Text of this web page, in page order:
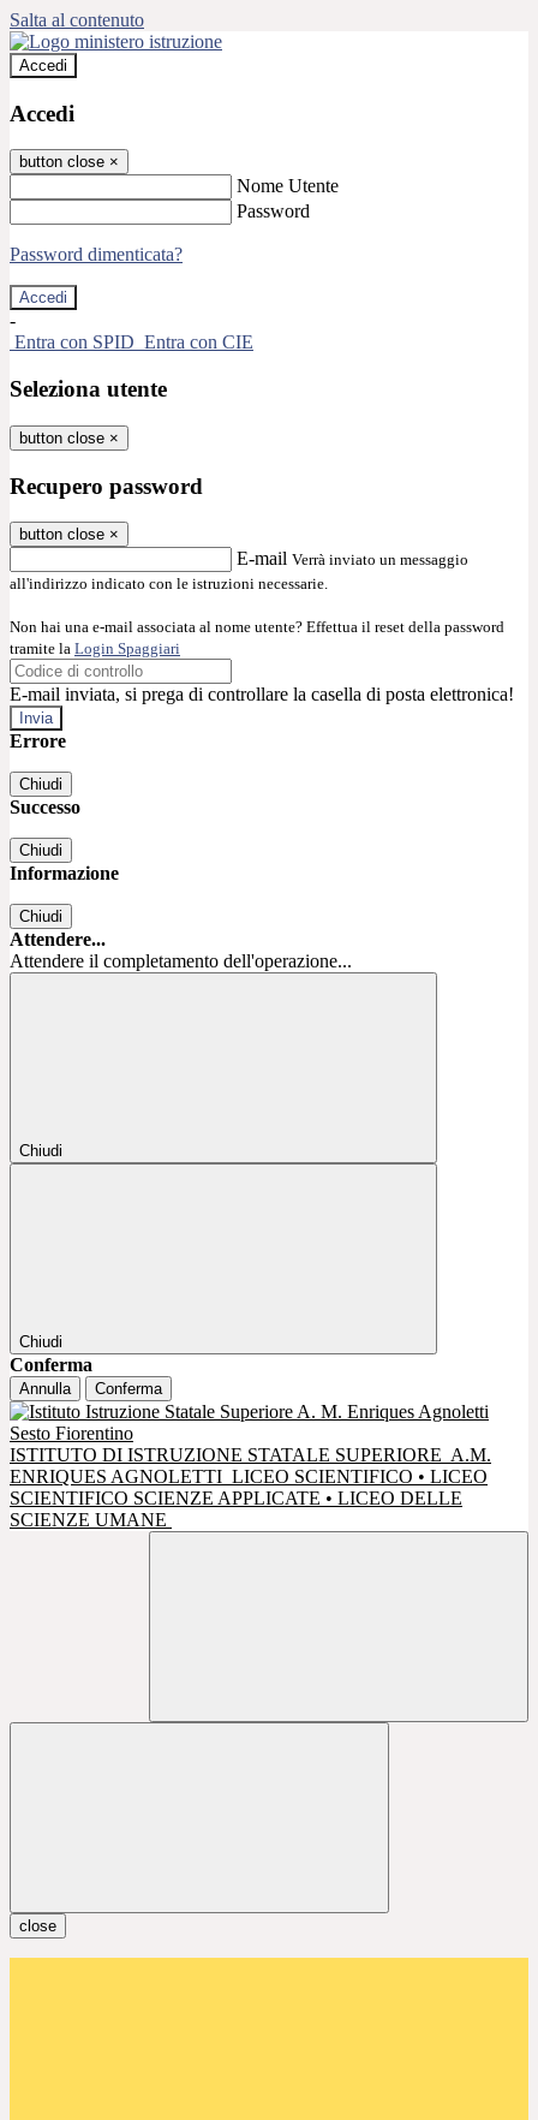
Salta al contenuto
Accedi
Accedi
button close ×
Nome Utente
Password
Password dimenticata?
-
Entra con SPID Entra con CIE
Seleziona utente
button close ×
Recupero password
button close ×
E-mail Verrà inviato un messaggio
all'indirizzo indicato con le istruzioni necessarie.
Non hai una e-mail associata al nome utente? Effettua il reset della password
tramite la Login Spaggiari
E-mail inviata, si prega di controllare la casella di posta elettronica!
Errore
Chiudi
Successo
Chiudi
Informazione
Chiudi
Attendere...
Attendere il completamento dell'operazione...
Chiudi
Chiudi
Conferma
Annulla Conferma
ISTITUTO DI ISTRUZIONE STATALE SUPERIORE A.M.
ENRIQUES AGNOLETTI LICEO SCIENTIFICO • LICEO
SCIENTIFICO SCIENZE APPLICATE • LICEO DELLE
SCIENZE UMANE
close